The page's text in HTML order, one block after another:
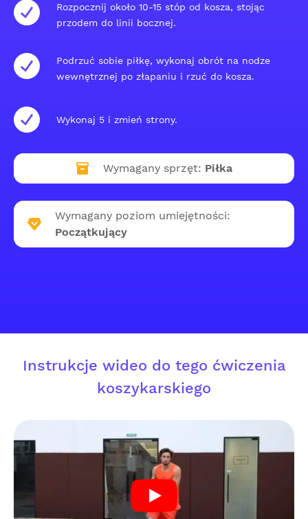
Rozpocznij około 10-15 stóp od kosza, stojąc
przodem do linii bocznej.
Podrzuć sobie piłkę, wykonaj obrót na nodze
wewnętrznej po złapaniu i rzuć do kosza.
Wykonaj 5 i zmień strony.
Wymagany sprzęt: Piłka
Wymagany poziom umiejętności:
Początkujący
Instrukcje wideo do tego ćwiczenia
koszykarskiego